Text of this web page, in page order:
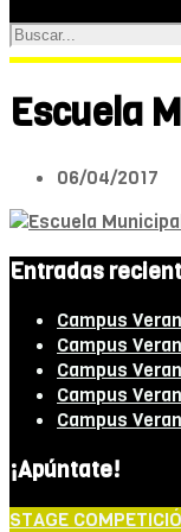
Escuela
06/04/2017
Entradas
Campus
Campus
Campus
Campus
Campus
¡Apúntate!
STAGE